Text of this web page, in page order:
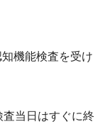
機能検査を受け
当日はすぐに終